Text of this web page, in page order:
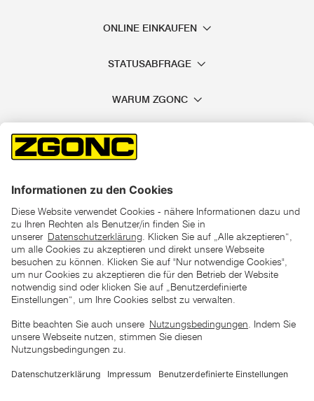
ONLINE EINKAUFEN
STATUSABFRAGE
WARUM ZGONC
*der "statt"-Preis ist der niedrigste von uns in den letzten 30
Tagen vor Beginn dieser Aktion verlangte Preis
unter den UVP Preisen auf dieser Website sind die
zu verstehen